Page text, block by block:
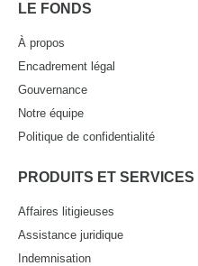
LE FONDS
À propos
Encadrement légal
Gouvernance
Notre équipe
Politique de confidentialité
PRODUITS ET SERVICES
Affaires litigieuses
Assistance juridique
Indemnisation